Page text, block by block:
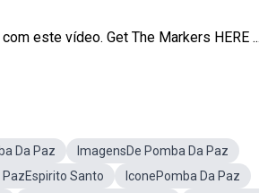
este vídeo. Get The Markers HERE ...
Da Paz
ImagensDe Pomba Da Paz
PazEspirito Santo
IconePomba Da Paz